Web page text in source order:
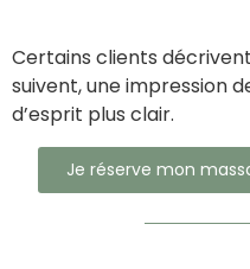
Certains clients
suivent, une impression
d’esprit plus clair.
Je réserve mon